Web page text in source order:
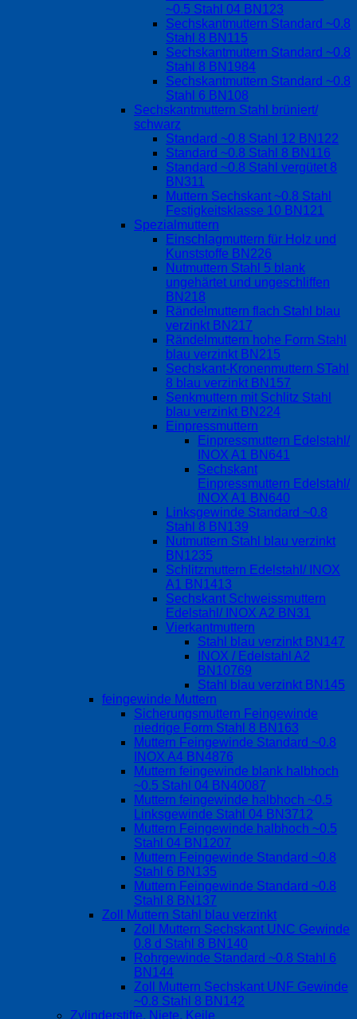
~0.5 Stahl 04 BN123
Sechskantmuttern Standard ~0.8
Stahl 8 BN115
Sechskantmuttern Standard ~0.8
Stahl 8 BN1984
Sechskantmuttern Standard ~0.8
Stahl 6 BN108
Sechskantmuttern Stahl brüniert/
schwarz
Standard ~0.8 Stahl 12 BN122
Standard ~0.8 Stahl 8 BN116
Standard ~0.8 Stahl vergütet 8
BN311
Muttern Sechskant ~0.8 Stahl
Festigkeitsklasse 10 BN121
Spezialmuttern
Einschlagmuttern für Holz und
Kunststoffe BN226
Nutmuttern Stahl 5 blank
ungehärtet und ungeschliffen
BN218
Rändelmuttern flach Stahl blau
verzinkt BN217
Rändelmuttern hohe Form Stahl
blau verzinkt BN215
Sechskant-Kronenmuttern STahl
8 blau verzinkt BN157
Senkmuttern mit Schlitz Stahl
blau verzinkt BN224
Einpressmuttern
Einpressmuttern Edelstahl/
INOX A1 BN641
Sechskant
Einpressmuttern Edelstahl/
INOX A1 BN640
Linksgewinde Standard ~0.8
Stahl 8 BN139
Nutmuttern Stahl blau verzinkt
BN1235
Schlitzmuttern Edelstahl/ INOX
A1 BN1413
Sechskant Schweissmuttern
Edelstahl/ INOX A2 BN31
Vierkantmuttern
Stahl blau verzinkt BN147
INOX / Edelstahl A2
BN10769
Stahl blau verzinkt BN145
feingewinde Muttern
Sicherungsmuttern Feingewinde
niedrige Form Stahl 8 BN163
Muttern Feingewinde Standard ~0.8
INOX A4 BN4876
Muttern feingewinde blank halbhoch
~0.5 Stahl 04 BN40087
Muttern feingewinde halbhoch ~0.5
Linksgewinde Stahl 04 BN3712
Muttern Feingewinde halbhoch ~0.5
Stahl 04 BN1207
Muttern Feingewinde Standard ~0.8
Stahl 6 BN135
Muttern Feingewinde Standard ~0.8
Stahl 8 BN137
Zoll Muttern Stahl blau verzinkt
Zoll Muttern Sechskant UNC Gewinde
0.8 d Stahl 8 BN140
Rohrgewinde Standard ~0.8 Stahl 6
BN144
Zoll Muttern Sechskant UNF Gewinde
~0.8 Stahl 8 BN142
Zylinderstifte, Niete, Keile